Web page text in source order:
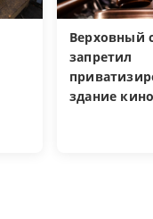
Верховный
запретил
здание